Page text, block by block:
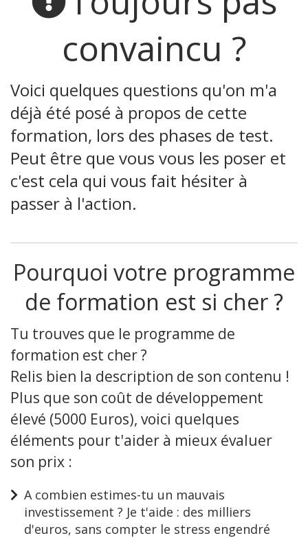
convaincu ?
Voici quelques questions qu'on m'a
déjà été posé à propos de cette
formation, lors des phases de test.
Peut être que vous vous les poser et
c'est cela qui vous fait hésiter à
passer à l'action.
Pourquoi votre programme
de formation est si cher ?
Tu trouves que le programme de
formation est cher ?
Relis bien la description de son contenu !
Plus que son coût de développement
élevé (5000 Euros), voici quelques
éléments pour t'aider à mieux évaluer
son prix :
A combien estimes-tu un mauvais
investissement ? Je t'aide : des milliers
d'euros, sans compter le stress engendré